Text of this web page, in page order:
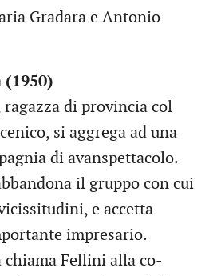
Gradara e Antonio
di provincia col
si aggrega ad una
di avanspettacolo.
il gruppo con cui
e accetta
impresario.
Fellini alla co-